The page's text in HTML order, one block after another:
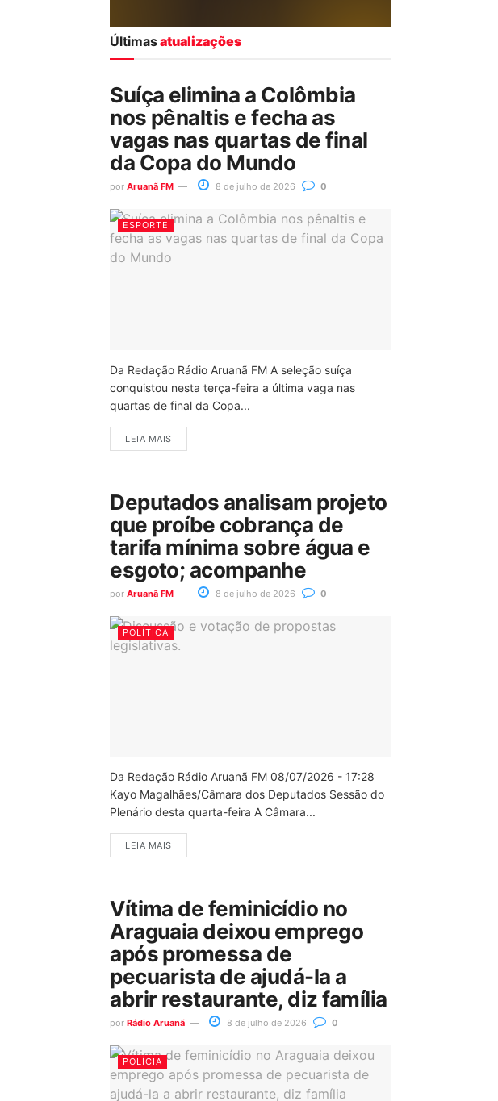
Últimasatualizações
Suíça elimina a Colômbia
nos pênaltis e fecha as
vagas nas quartas de final
da Copa do Mundo
por Aruanã FM 8 de julho de 2026 0
ESPORTE
Da Redação Rádio Aruanã FM A seleção suíça
conquistou nesta terça-feira a última vaga nas
quartas de final da Copa...
LEIA MAIS
Deputados analisam projeto
que proíbe cobrança de
tarifa mínima sobre água e
esgoto; acompanhe
por Aruanã FM 8 de julho de 2026 0
POLÍTICA
Da Redação Rádio Aruanã FM 08/07/2026 - 17:28
Kayo Magalhães/Câmara dos Deputados Sessão do
Plenário desta quarta-feira A Câmara...
LEIA MAIS
Vítima de feminicídio no
Araguaia deixou emprego
após promessa de
pecuarista de ajudá-la a
abrir restaurante, diz família
por Rádio Aruanã 8 de julho de 2026 0
POLÍCIA